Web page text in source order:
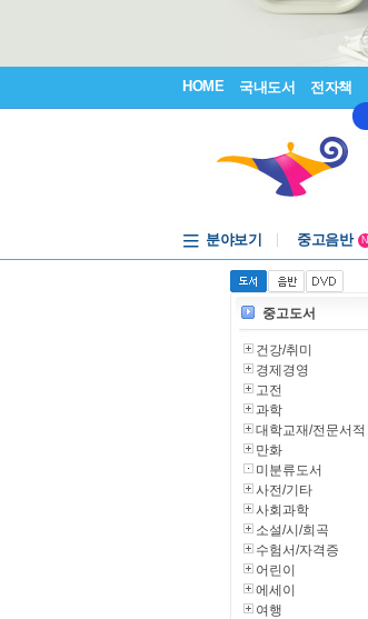
HOME 국내도서 전자책
분야보기
중고음반
1천원부터
중고음반
N
중고도서
건강/취미
경제경영
고전
과학
대학교재/전문서적
만화
미분류도서
사전/기타
사회과학
소설/시/희곡
수험서/자격증
어린이
에세이
여행